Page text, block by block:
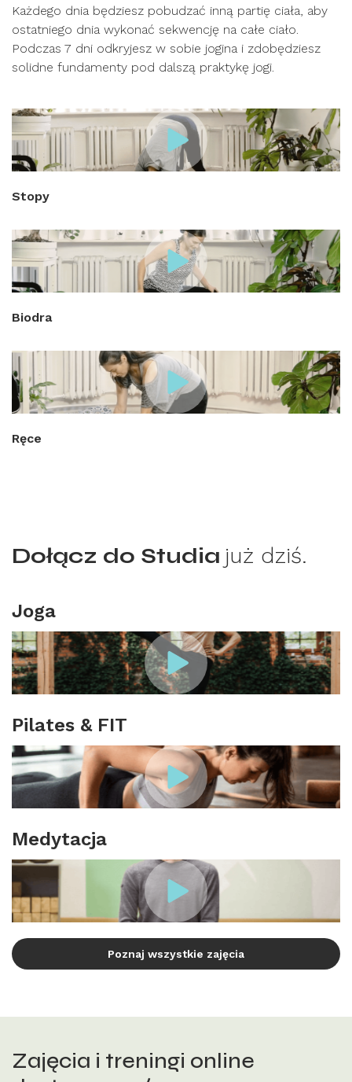
Każdego dnia będziesz pobudzać inną partię ciała, aby
ostatniego dnia wykonać sekwencję na całe ciało.
Podczas 7 dni odkryjesz w sobie jogina i zdobędziesz
solidne fundamenty pod dalszą praktykę jogi.
Stopy
Biodra
Ręce
Dołącz do Studia już dziś.
Poznaj wszystkie zajęcia
Joga
Pilates & FIT
Medytacja
Zajęcia i treningi online